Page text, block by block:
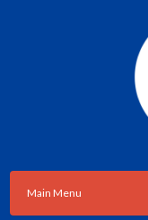
立憲民主党
Main Menu